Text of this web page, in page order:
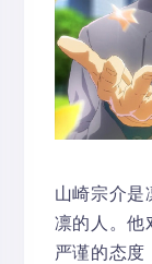
山崎宗介是
凛的人。他
严谨的态度